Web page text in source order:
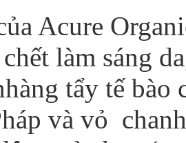
Acure
làm sáng
tẩy tế bào
và vỏ